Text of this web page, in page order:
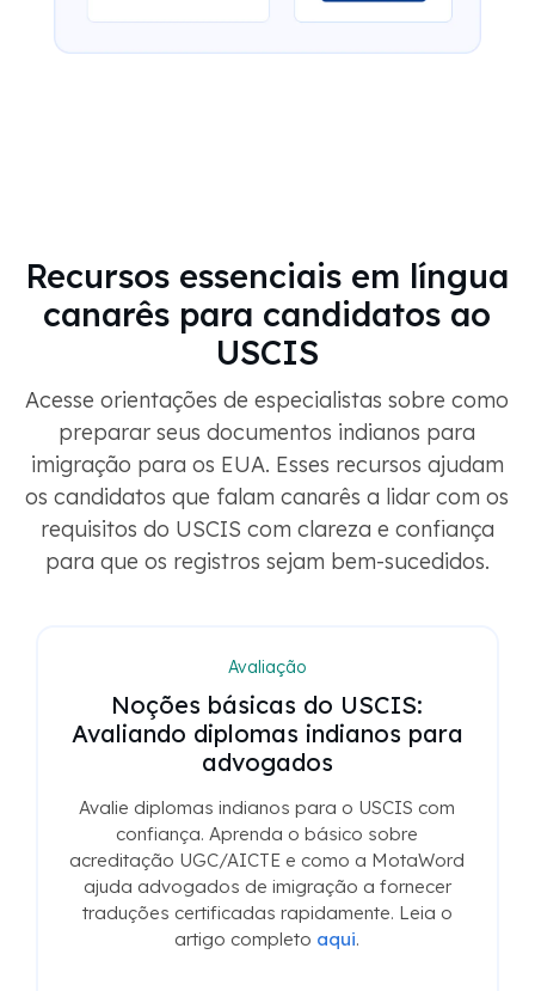
Recursos essenciais em língua
canarês para candidatos ao
USCIS
Acesse orientações de especialistas sobre como
preparar seus documentos indianos para
imigração para os EUA. Esses recursos ajudam
os candidatos que falam canarês a lidar com os
requisitos do USCIS com clareza e confiança
para que os registros sejam bem-sucedidos.
Avaliação
Noções básicas do USCIS:
Avaliando diplomas indianos para
advogados
Avalie diplomas indianos para o USCIS com
confiança. Aprenda o básico sobre
acreditação UGC/AICTE e como a MotaWord
ajuda advogados de imigração a fornecer
traduções certificadas rapidamente. Leia o
artigo completo aqui.